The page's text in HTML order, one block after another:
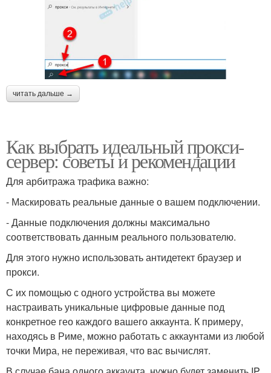
читать дальше →
Как выбрать идеальный прокси-
сервер: советы и рекомендации
Для арбитража трафика важно:
- Маскировать реальные данные о вашем подключении.
- Данные подключения должны максимально
соответствовать данным реального пользователю.
Для этого нужно использовать антидетект браузер и
прокси.
С их помощью с одного устройства вы можете
настраивать уникальные цифровые данные под
конкретное гео каждого вашего аккаунта. К примеру,
находясь в Риме, можно работать с аккаунтами из любой
точки Мира, не переживая, что вас вычислят.